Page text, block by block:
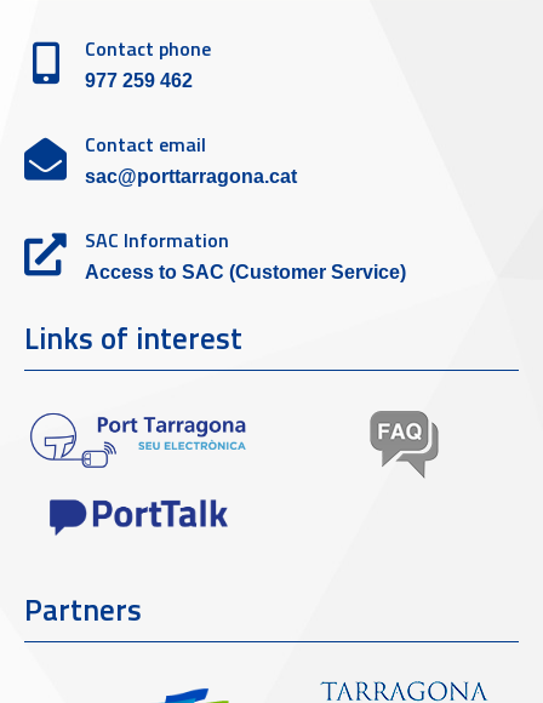
Contact phone
977 259 462
Contact email
sac@porttarragona.cat
SAC Information
Access to SAC (Customer Service)
Links of interest
Partners